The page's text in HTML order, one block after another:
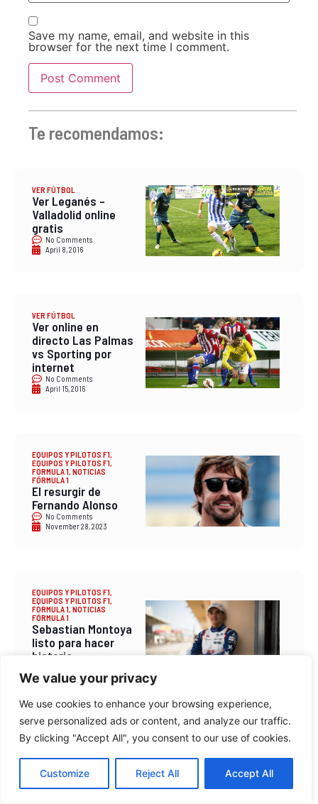
We value your privacy
We use cookies to enhance your browsing experience,
serve personalized ads or content, and analyze our traffic.
By clicking "Accept All", you consent to our use of cookies.
Customize Reject All Accept All
Save my name, email, and website in this
browser for the next time I comment.
Te recomendamos:
VER FÚTBOL
Ver Leganés –
Valladolid online
gratis
No Comments
April 8, 2016
VER FÚTBOL
Ver online en
directo Las Palmas
vs Sporting por
internet
No Comments
April 15, 2016
EQUIPOS Y PILOTOS F1,
EQUIPOS Y PILOTOS F1,
FORMULA 1, NOTICIAS
FÓRMULA 1
El resurgir de
Fernando Alonso
No Comments
November 28, 2023
EQUIPOS Y PILOTOS F1,
EQUIPOS Y PILOTOS F1,
FORMULA 1, NOTICIAS
FÓRMULA 1
Sebastian Montoya
listo para hacer
historia
December 14, 2023
VER FÚTBOL
Ver fútbol en vivo
gratis Real Madrid
vs Eibar 2 octubre